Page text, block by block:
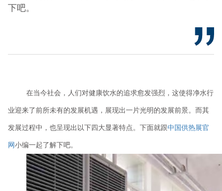
下吧。
在当今社会，人们对健康饮水的追求愈发强烈，这使得净水行
业迎来了前所未有的发展机遇，展现出一片光明的发展前景。而其
发展过程中，也呈现出以下四大显著特点。下面就跟中国供热展官
网 小编一起了解下吧。